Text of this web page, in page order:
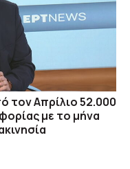
τον Απρίλιο 52.000
με το μήνα